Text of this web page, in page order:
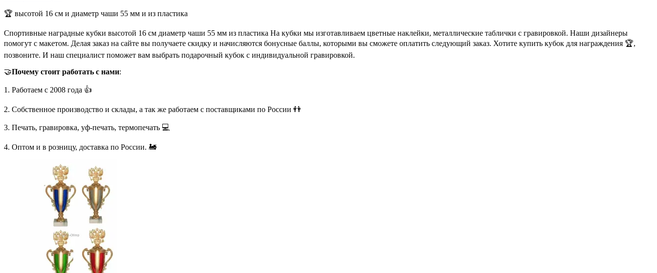
🏆 высотой 16 см и диаметр чаши 55 мм и из пластика
Спортивные наградные кубки высотой 16 см диаметр чаши 55 мм из пластика На кубки мы изготавливаем цветные наклейки, металлические таблички с гравировкой. Наши дизайнеры
помогут с макетом. Делая заказ на сайте вы получаете скидку и начисляются бонусные баллы, которыми вы сможете оплатить следующий заказ. Хотите купить кубок для награждения 🏆,
позвоните. И наш специалист поможет вам выбрать подарочный кубок с индивидуальной гравировкой.
🤝Почему стоит работать с нами:
1. Работаем с 2008 года 👍
2. Собственное производство и склады, а так же работаем с поставщиками по России 👬
3. Печать, гравировка, уф-печать, термопечать 💻
4. Оптом и в розницу, доставка по России. 🚂